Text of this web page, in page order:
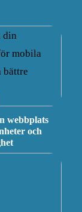
webbplats
och